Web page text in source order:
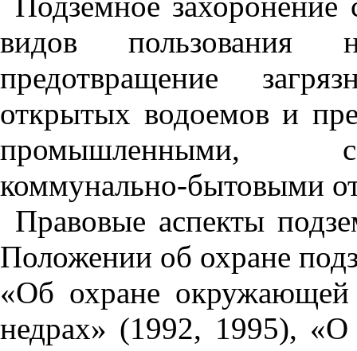
видов
предотвращение
открытых водоемов и
промышленными,
коммунально-бытовыми
Правовые аспекты
Положении об охране
«Об охране
недрах» (1992, 1995), «О